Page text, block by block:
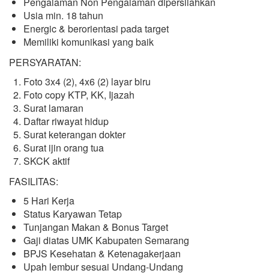
Usia min. 18 tahun
Energic & berorientasi pada target
Memiliki komunikasi yang baik
PERSYARATAN:
Foto 3x4 (2), 4x6 (2) layar biru
Foto copy KTP, KK, Ijazah
Surat lamaran
Daftar riwayat hidup
Surat keterangan dokter
Surat ijin orang tua
SKCK aktif
FASILITAS:
5 Hari Kerja
Status Karyawan Tetap
Tunjangan Makan & Bonus Target
Gaji diatas UMK Kabupaten Semarang
BPJS Kesehatan & Ketenagakerjaan
Upah lembur sesuai Undang-Undang